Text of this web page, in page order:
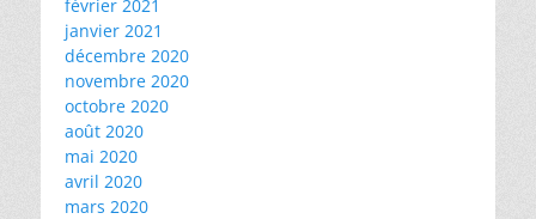
février 2021
janvier 2021
décembre 2020
novembre 2020
octobre 2020
août 2020
mai 2020
avril 2020
mars 2020